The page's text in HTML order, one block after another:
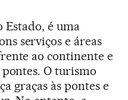
é uma
serviços e áreas
ao continente e
O turismo
graças às pontes e